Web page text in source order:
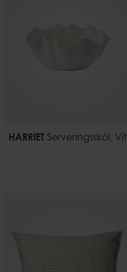
HARRIET Serveringsskål, Vit